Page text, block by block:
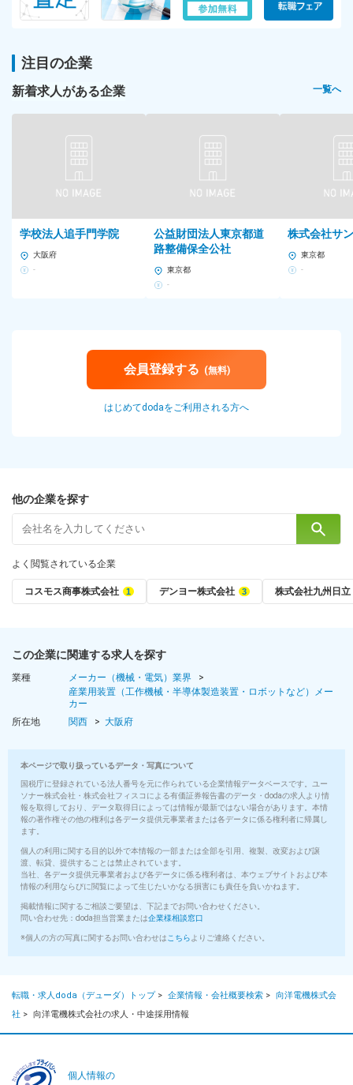
注目の企業
新着求人がある企業 一覧へ
学校法人追手門学院
大阪府
-
公益財団法人東京都道
路整備保全公社
東京都
-
株式会社サ
東京都
-
会員登録する (無料)
はじめてdodaをご利用される方へ
他の企業を探す
よく閲覧されている企業
コスモス商事株式会社 デンヨー株式会社 株式会社九州日立
この企業に関連する求人を探す
業種
メーカー（機械・電気）業界
産業用装置（工作機械・半導体製造装置・ロボットなど）メー
カー
所在地
関西 大阪府
本ページで取り扱っているデータ・写真について
国税庁に登録されている法人番号を元に作られている企業情報データベースです。ユー
ソナー株式会社・株式会社フィスコによる有価証券報告書のデータ・dodaの求人より情
報を取得しており、データ取得日によっては情報が最新ではない場合があります。本情
報の著作権その他の権利は各データ提供元事業者または各データに係る権利者に帰属し
ます。
個人の利用に関する目的以外で本情報の一部または全部を引用、複製、改変および譲
渡、転貸、提供することは禁止されています。
当社、各データ提供元事業者および各データに係る権利者は、本ウェブサイトおよび本
情報の利用ならびに閲覧によって生じたいかなる損害にも責任を負いかねます。
掲載情報に関するご相談ご要望は、下記までお問い合わせください。
問い合わせ先：doda担当営業または企業様相談窓口
※個人の方の写真に関するお問い合わせは こちら よりご連絡ください。
転職・求人doda（デューダ）トップ> 企業情報・会社概要検索 > 向洋電機株式会
社 > 向洋電機株式会社の求人・中途採用情報
個人情報の